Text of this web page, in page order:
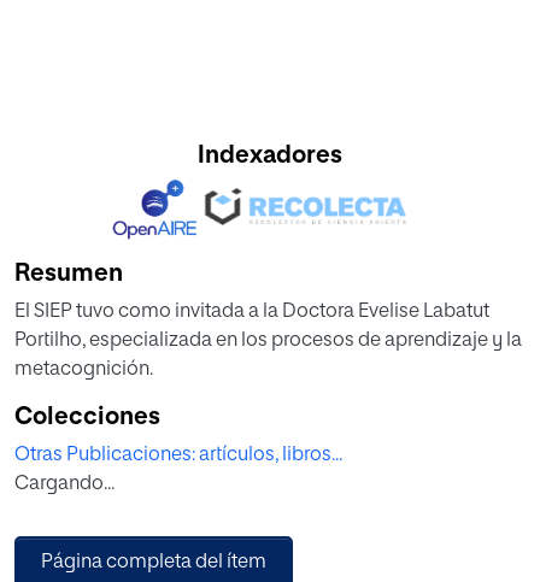
Indexadores
Resumen
El SIEP tuvo como invitada a la Doctora Evelise Labatut
Portilho, especializada en los procesos de aprendizaje y la
metacognición.
Colecciones
Otras Publicaciones: artículos, libros...
Cargando...
Página completa del ítem